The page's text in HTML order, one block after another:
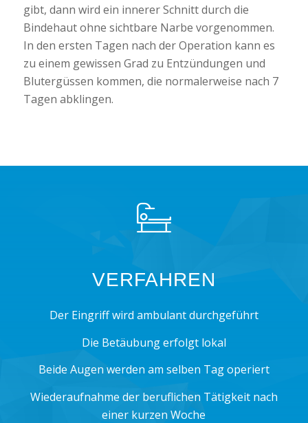
gibt, dann wird ein innerer Schnitt durch die
Bindehaut ohne sichtbare Narbe vorgenommen.
In den ersten Tagen nach der Operation kann es
zu einem gewissen Grad zu Entzündungen und
Blutergüssen kommen, die normalerweise nach 7
Tagen abklingen.
VERFAHREN
Der Eingriff wird ambulant durchgeführt
Die Betäubung erfolgt lokal
Beide Augen werden am selben Tag operiert
Wiederaufnahme der beruflichen Tätigkeit nach
einer kurzen Woche